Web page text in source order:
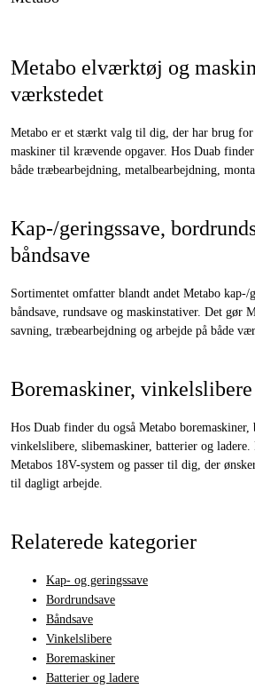
Metabo elværktøj og
værkstedet
Metabo er et stærkt valg til dig, der har brug
maskiner til krævende opgaver. Hos Duab
både træbearbejdning, metalbearbejdning,
Kap-/geringssave,
båndsave
Sortimentet omfatter blandt andet Metabo kap-/
båndsave, rundsave og maskinstativer. Det gør
savning, træbearbejdning og arbejde på både
Boremaskiner,
Hos Duab finder du også Metabo boremaskiner,
vinkelslibere, slibemaskiner, batterier og
Metabos 18V-system og passer til dig, der
til dagligt arbejde.
Relaterede kategorier
Kap- og geringssave
Bordrundsave
Båndsave
Vinkelslibere
Boremaskiner
Batterier og ladere